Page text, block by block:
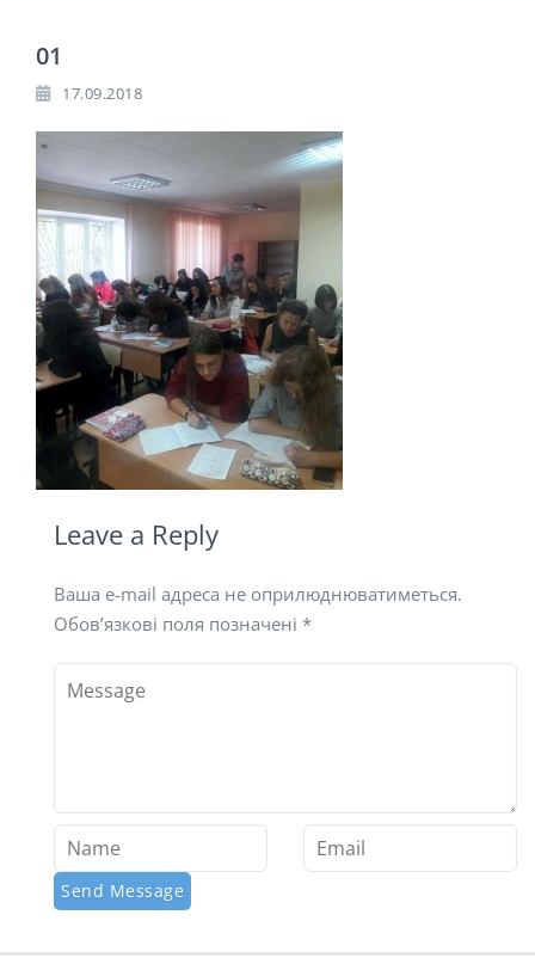
01
17.09.2018
Leave a Reply
Ваша e-mail адреса не оприлюднюватиметься.
Обов’язкові поля позначені *